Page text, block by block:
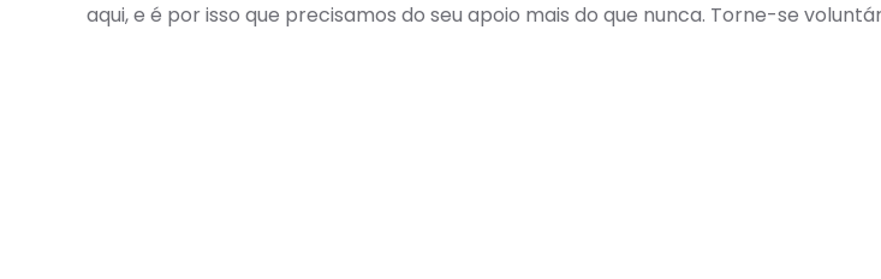
aqui, e é por isso que precisamos do seu apoio mais do que nunca. Torne-se